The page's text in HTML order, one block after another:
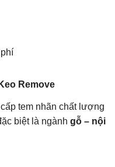
Remove
tem nhãn chất lượng
biệt là ngành gỗ – nội